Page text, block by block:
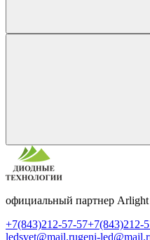
официальный партнер Arlight
+7(843)212-57-57+7(843)212-
ledsvet@mail.rugeni-